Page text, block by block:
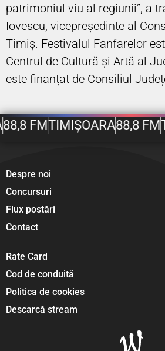
patrimoniul viu al regiunii”, a
Iovescu, vicepreședinte al
Timiș. Festivalul Fanfarelor
Centrul de Cultură și Artă al
este finanțat de Consiliul
88,8 FMTIMIȘOARA88,8 FM
Despre noi
Concursuri
Flux postări
Contact
Rate Card
Cod de conduită
Politica de cookies
Descarcă stream